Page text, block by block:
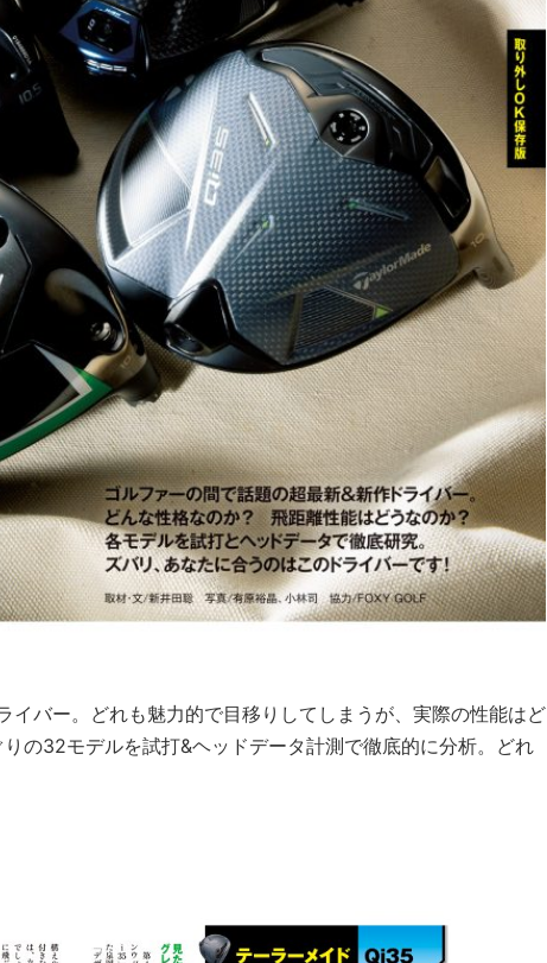
バー。どれも魅力的で目移りしてしまうが、実際の性能はど
32モデルを試打&ヘッドデータ計測で徹底的に分析。どれ